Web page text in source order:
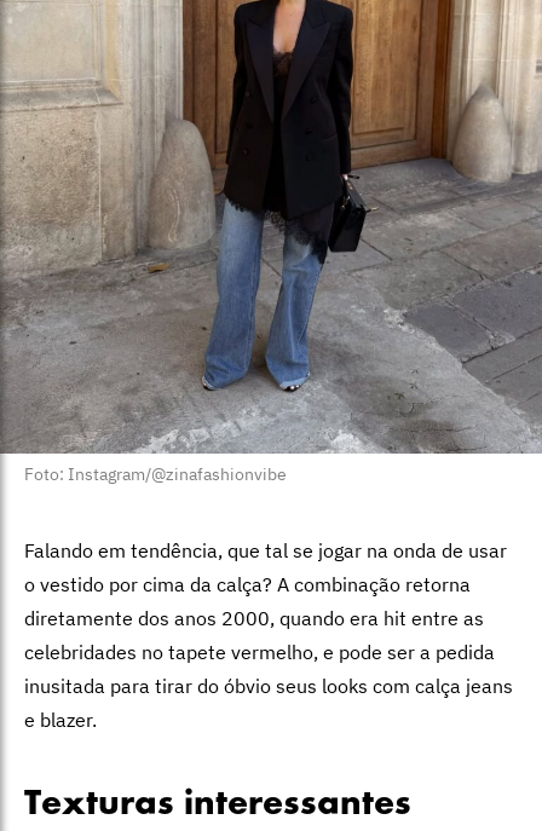
Foto: Instagram/@zinafashionvibe
Falando em tendência, que tal se jogar na onda de usar
o vestido por cima da calça? A combinação retorna
diretamente dos anos 2000, quando era hit entre as
celebridades no tapete vermelho, e pode ser a pedida
inusitada para tirar do óbvio seus looks com calça jeans
e blazer.
Texturas interessantes